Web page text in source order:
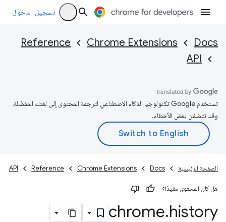
تسجيل الدخول
Docs
Chrome Extensions
Reference
API
تستخدم Google تكنولوجيا الذكاء الاصطناعي لترجمة المحتوى إلى لغتك المفضّلة،
وقد تتضمّن بعض الأخطاء.
الصفحة الرئيسية Docs
Chrome Extensions
Reference
API
هل كان المحتوى مفيدًا؟
chrome.history